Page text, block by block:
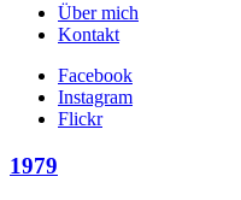
Über mich
Kontakt
Facebook
Instagram
Flickr
1979